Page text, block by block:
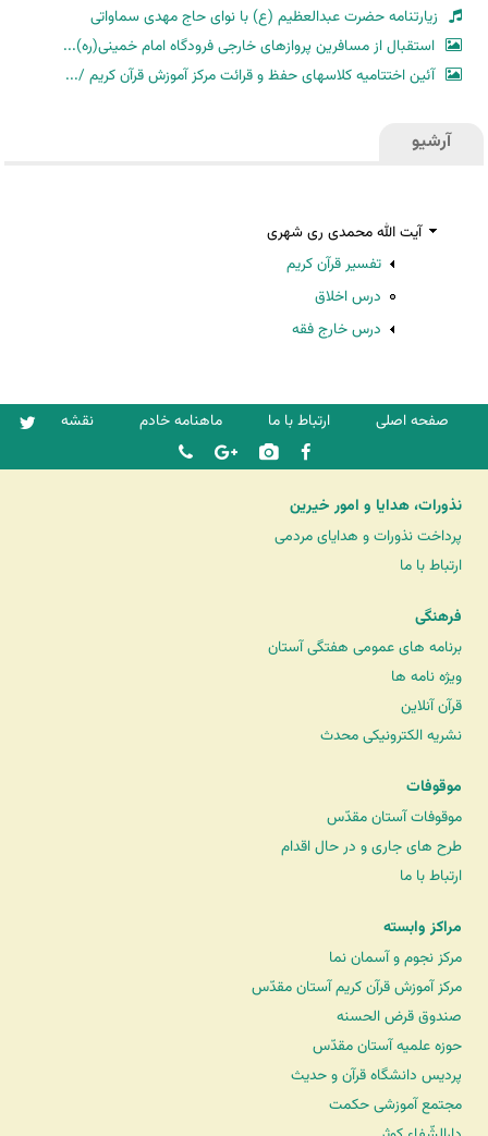
زیارتنامه حضرت عبدالعظیم (ع) با نوای حاج مهدی سماواتی
استقبال از مسافرین پروازهای خارجی فرودگاه امام خمینی(ره)...
آئین اختتامیه کلاسهای حفظ و قرائت مرکز آموزش قرآن کریم /...
آرشیو
آیت الله محمدی ری شهری
تفسیر قرآن کریم
درس اخلاق
درس خارج فقه
صفحه اصلی ارتباط با ما ماهنامه خادم نقشه
نذورات، هدایا و امور خیرین
پرداخت نذورات و هدایای مردمی
ارتباط با ما
فرهنگی
برنامه های عمومی هفتگی آستان
ویژه نامه ها
قرآن آنلاین
نشریه الکترونیکی محدث
موقوفات
موقوفات آستان مقدّس
طرح های جاری و در حال اقدام
ارتباط با ما
مراکز وابسته
مرکز نجوم و آسمان نما
مرکز آموزش قرآن کریم آستان مقدّس
صندوق قرض الحسنه
حوزه علمیه آستان مقدّس
پردیس دانشگاه قرآن و حدیث
مجتمع آموزشی حکمت